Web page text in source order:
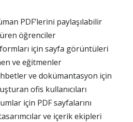
PDF’lerini paylaşılabilir
öğrenciler
için sayfa görüntüleri
ve eğitmenler
ve dokümantasyon için
ofis kullanıcıları
için PDF sayfalarını
ve içerik ekipleri